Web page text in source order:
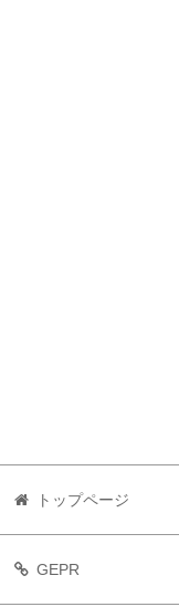
トップページ
GEPR